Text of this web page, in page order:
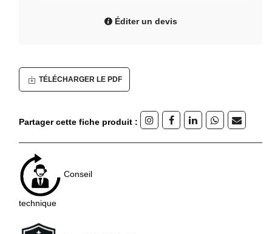
Éditer un devis
TÉLÉCHARGER LE PDF
Partager cette fiche produit :
Conseil
technique